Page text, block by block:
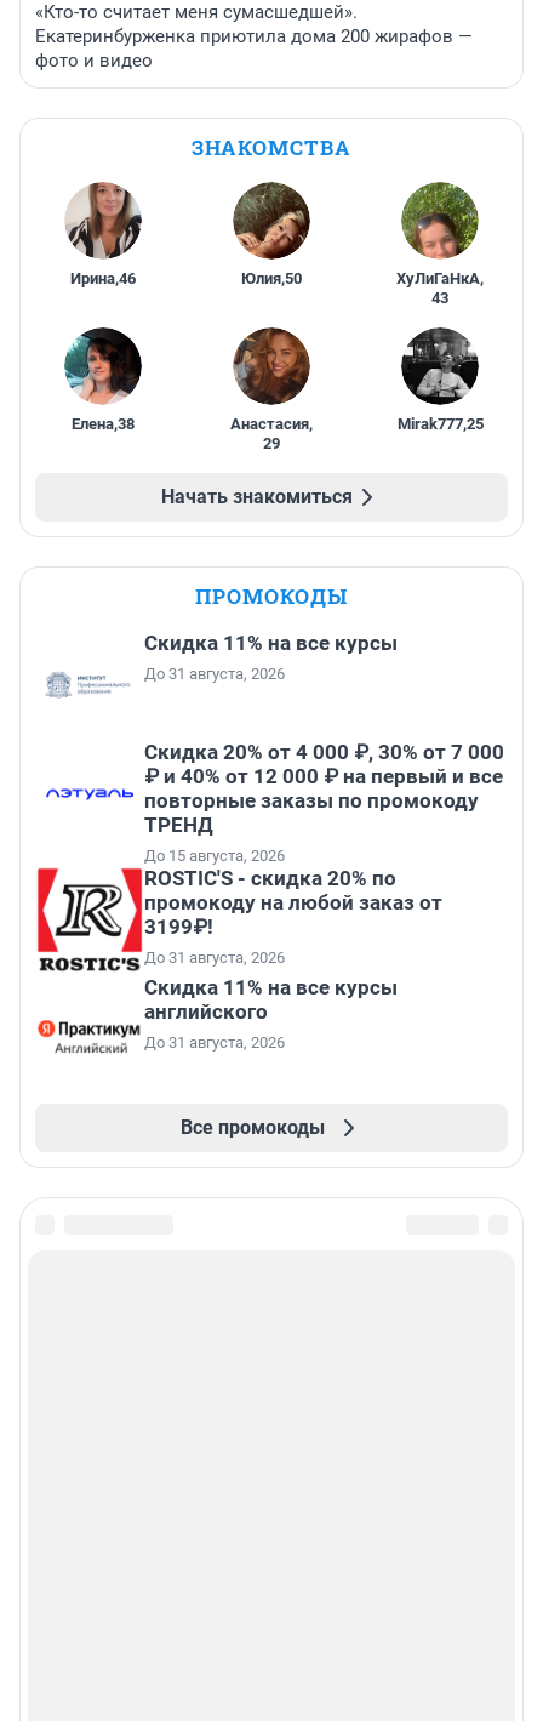
«Кто-то считает меня сумасшедшей».
Екатеринбурженка приютила дома 200 жирафов —
фото и видео
ЗНАКОМСТВА
Ирина,46 Юлия,50 ХуЛиГаНкА,
43
Елена,38 Анастасия,
29
Mirak777,25
Начать знакомиться
ПРОМОКОДЫ
Скидка 11% на все курсы
До 31 августа, 2026
Скидка 20% от 4 000 ₽, 30% от 7 000
₽ и 40% от 12 000 ₽ на первый и все
повторные заказы по промокоду
ТРЕНД
До 15 августа, 2026
ROSTIC'S - скидка 20% по
промокоду на любой заказ от
3199₽!
До 31 августа, 2026
Скидка 11% на все курсы
английского
До 31 августа, 2026
Все промокоды